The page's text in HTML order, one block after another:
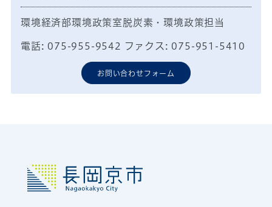
環境経済部環境政策室脱炭素・環境政策担当
電話: 075-955-9542 ファクス: 075-951-5410
お問い合わせフォーム